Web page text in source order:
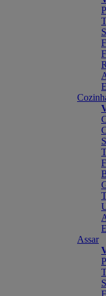
Assar